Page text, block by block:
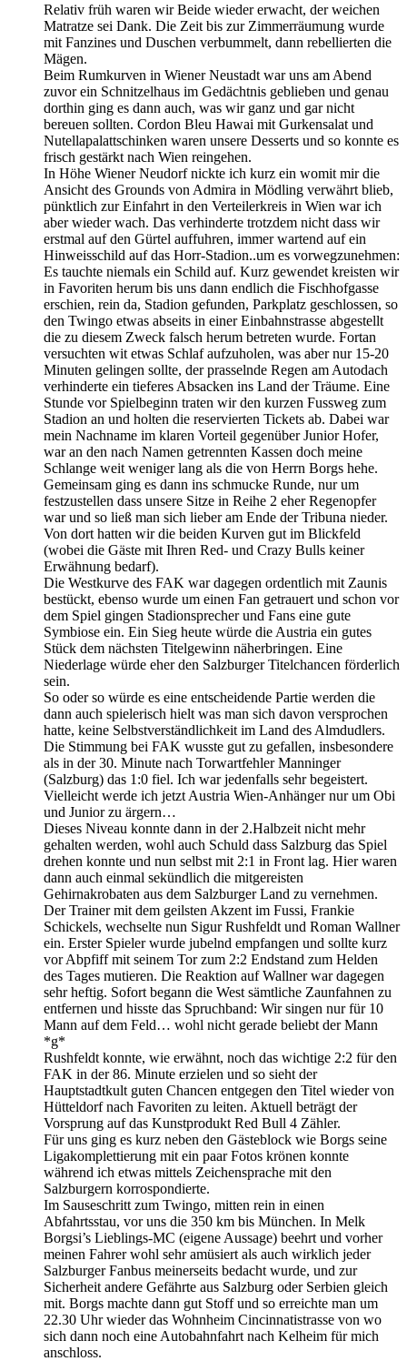
Relativ früh waren wir Beide wieder erwacht, der weichen
Matratze sei Dank. Die Zeit bis zur Zimmerräumung wurde
mit Fanzines und Duschen verbummelt, dann rebellierten die
Mägen.
Beim Rumkurven in Wiener Neustadt war uns am Abend
zuvor ein Schnitzelhaus im Gedächtnis geblieben und genau
dorthin ging es dann auch, was wir ganz und gar nicht
bereuen sollten. Cordon Bleu Hawai mit Gurkensalat und
Nutellapalattschinken waren unsere Desserts und so konnte es
frisch gestärkt nach Wien reingehen.
In Höhe Wiener Neudorf nickte ich kurz ein womit mir die
Ansicht des Grounds von Admira in Mödling verwährt blieb,
pünktlich zur Einfahrt in den Verteilerkreis in Wien war ich
aber wieder wach. Das verhinderte trotzdem nicht dass wir
erstmal auf den Gürtel auffuhren, immer wartend auf ein
Hinweisschild auf das Horr-Stadion..um es vorwegzunehmen:
Es tauchte niemals ein Schild auf. Kurz gewendet kreisten wir
in Favoriten herum bis uns dann endlich die Fischhofgasse
erschien, rein da, Stadion gefunden, Parkplatz geschlossen, so
den Twingo etwas abseits in einer Einbahnstrasse abgestellt
die zu diesem Zweck falsch herum betreten wurde. Fortan
versuchten wit etwas Schlaf aufzuholen, was aber nur 15-20
Minuten gelingen sollte, der prasselnde Regen am Autodach
verhinderte ein tieferes Absacken ins Land der Träume. Eine
Stunde vor Spielbeginn traten wir den kurzen Fussweg zum
Stadion an und holten die reservierten Tickets ab. Dabei war
mein Nachname im klaren Vorteil gegenüber Junior Hofer,
war an den nach Namen getrennten Kassen doch meine
Schlange weit weniger lang als die von Herrn Borgs hehe.
Gemeinsam ging es dann ins schmucke Runde, nur um
festzustellen dass unsere Sitze in Reihe 2 eher Regenopfer
war und so ließ man sich lieber am Ende der Tribuna nieder.
Von dort hatten wir die beiden Kurven gut im Blickfeld
(wobei die Gäste mit Ihren Red- und Crazy Bulls keiner
Erwähnung bedarf).
Die Westkurve des FAK war dagegen ordentlich mit Zaunis
bestückt, ebenso wurde um einen Fan getrauert und schon vor
dem Spiel gingen Stadionsprecher und Fans eine gute
Symbiose ein. Ein Sieg heute würde die Austria ein gutes
Stück dem nächsten Titelgewinn näherbringen. Eine
Niederlage würde eher den Salzburger Titelchancen förderlich
sein.
So oder so würde es eine entscheidende Partie werden die
dann auch spielerisch hielt was man sich davon versprochen
hatte, keine Selbstverständlichkeit im Land des Almdudlers.
Die Stimmung bei FAK wusste gut zu gefallen, insbesondere
als in der 30. Minute nach Torwartfehler Manninger
(Salzburg) das 1:0 fiel. Ich war jedenfalls sehr begeistert.
Vielleicht werde ich jetzt Austria Wien-Anhänger nur um Obi
und Junior zu ärgern…
Dieses Niveau konnte dann in der 2.Halbzeit nicht mehr
gehalten werden, wohl auch Schuld dass Salzburg das Spiel
drehen konnte und nun selbst mit 2:1 in Front lag. Hier waren
dann auch einmal sekündlich die mitgereisten
Gehirnakrobaten aus dem Salzburger Land zu vernehmen.
Der Trainer mit dem geilsten Akzent im Fussi, Frankie
Schickels, wechselte nun Sigur Rushfeldt und Roman Wallner
ein. Erster Spieler wurde jubelnd empfangen und sollte kurz
vor Abpfiff mit seinem Tor zum 2:2 Endstand zum Helden
des Tages mutieren. Die Reaktion auf Wallner war dagegen
sehr heftig. Sofort begann die West sämtliche Zaunfahnen zu
entfernen und hisste das Spruchband: Wir singen nur für 10
Mann auf dem Feld… wohl nicht gerade beliebt der Mann
*g*
Rushfeldt konnte, wie erwähnt, noch das wichtige 2:2 für den
FAK in der 86. Minute erzielen und so sieht der
Hauptstadtkult guten Chancen entgegen den Titel wieder von
Hütteldorf nach Favoriten zu leiten. Aktuell beträgt der
Vorsprung auf das Kunstprodukt Red Bull 4 Zähler.
Für uns ging es kurz neben den Gästeblock wie Borgs seine
Ligakomplettierung mit ein paar Fotos krönen konnte
während ich etwas mittels Zeichensprache mit den
Salzburgern korrospondierte.
Im Sauseschritt zum Twingo, mitten rein in einen
Abfahrtsstau, vor uns die 350 km bis München. In Melk
Borgsi’s Lieblings-MC (eigene Aussage) beehrt und vorher
meinen Fahrer wohl sehr amüsiert als auch wirklich jeder
Salzburger Fanbus meinerseits bedacht wurde, und zur
Sicherheit andere Gefährte aus Salzburg oder Serbien gleich
mit. Borgs machte dann gut Stoff und so erreichte man um
22.30 Uhr wieder das Wohnheim Cincinnatistrasse von wo
sich dann noch eine Autobahnfahrt nach Kelheim für mich
anschloss.